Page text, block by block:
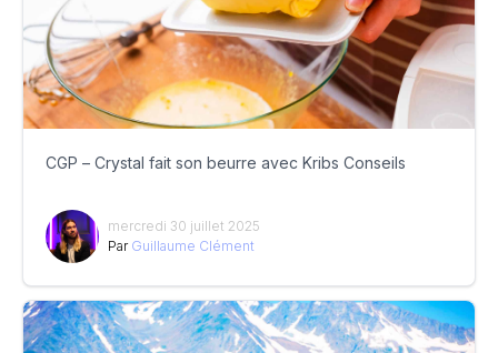
CGP – Crystal fait son beurre avec Kribs Conseils
mercredi 30 juillet 2025
Par Guillaume Clément